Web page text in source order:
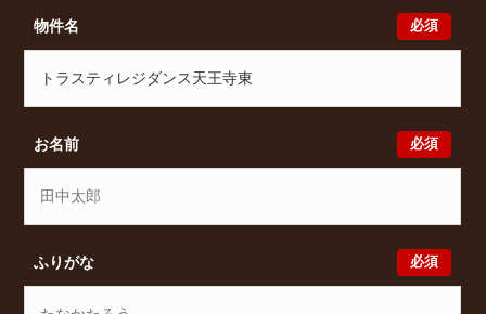
確認をはじめ、桑津2丁目12-6周辺エリアで賃貸物
件・マンションをお探しでしたら、ぜひ大阪分譲賃貸
譲賃貸Classicalでは、お問い合わせ以外にも来店予約
望の条件をいただきましたら、プロの目線からおすす
めの賃貸物件をご提案いたします。
必須
物件名
必須
お名前
必須
ふりがな